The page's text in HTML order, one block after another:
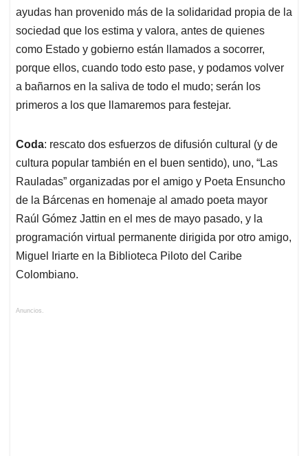
ayudas han provenido más de la solidaridad propia de la
sociedad que los estima y valora, antes de quienes
como Estado y gobierno están llamados a socorrer,
porque ellos, cuando todo esto pase, y podamos volver
a bañarnos en la saliva de todo el mudo; serán los
primeros a los que llamaremos para festejar.
Coda: rescato dos esfuerzos de difusión cultural (y de
cultura popular también en el buen sentido), uno, “Las
Rauladas” organizadas por el amigo y Poeta Ensuncho
de la Bárcenas en homenaje al amado poeta mayor
Raúl Gómez Jattin en el mes de mayo pasado, y la
programación virtual permanente dirigida por otro amigo,
Miguel Iriarte en la Biblioteca Piloto del Caribe
Colombiano.
Anuncios.